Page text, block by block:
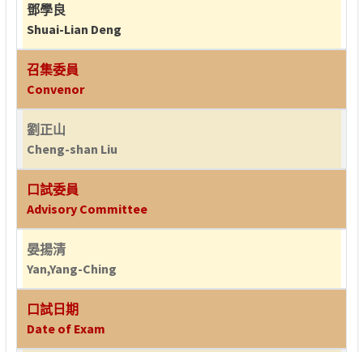
鄧學良
Shuai-Lian Deng
召集委員
Convenor
劉正山
Cheng-shan Liu
口試委員
Advisory Committee
晏揚清
Yan,Yang-Ching
口試日期
Date of Exam